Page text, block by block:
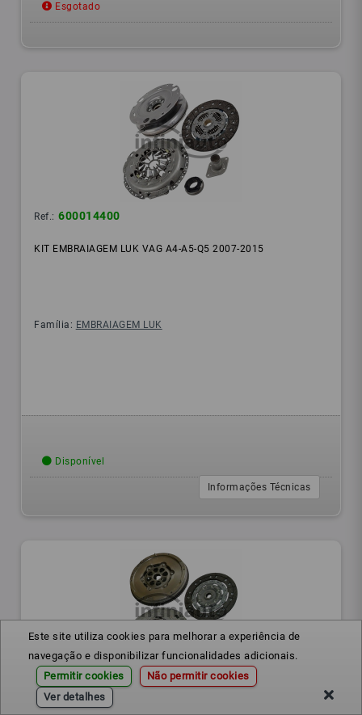
Este site utiliza cookies para melhorar a experiência de
navegação e disponibilizar funcionalidades adicionais.
Permitir cookies
Não permitir cookies
Ver detalhes
Esgotado
Ref.: 600014400
KIT EMBRAIAGEM LUK VAG A4-A5-Q5 2007-2015
Família: EMBRAIAGEM LUK
Disponível
Informações Técnicas
Ref.: 600016500